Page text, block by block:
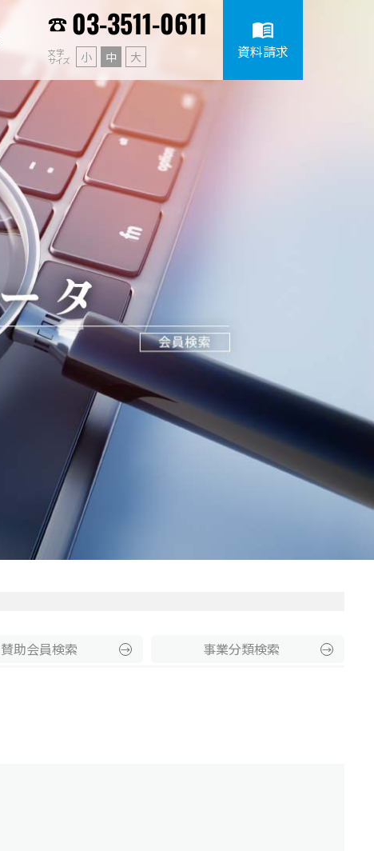
03-3511-0611
文字
サイズ 小 中 大
menu_book
資料請求
賛助会員検索 事業分類検索